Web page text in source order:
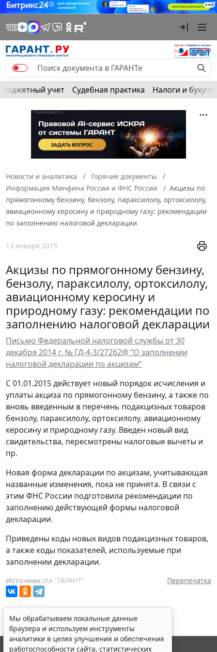
Бюджетный учет Судебная практика Налоги и
Новости и аналитика
Горячие документы
Информация Минфина России и ФНС России
Акцизы по
прямогонному бензину, бензолу, параксилолу, ортоксилолу,
авиационному керосину и природному газу: рекомендации
по заполнению налоговой декларации
13 января 2015
Акцизы по прямогонному бензину,
бензолу, параксилолу, ортоксилолу,
авиационному керосину и
природному газу: рекомендации по
заполнению налоговой декларации
Письмо Федеральной налоговой службы от 30
декабря 2014 г. № ГД-4-3/27262@ “О заполнении
налоговой декларации по акцизам”
С 01.01.2015 действует новый порядок исчисления и
уплаты акциза по прямогонному бензину, а также по
вновь введенным в перечень подакцизных товаров
бензолу, параксилолу, ортоксилолу, авиационному
керосину и природному газу. Введен новый вид
свидетельства, пересмотрены налоговые вычеты и
пр.
Новая форма декларации по акцизам, учитывающая
названные изменения, пока не принята. В связи с
этим ФНС России подготовила рекомендации по
заполнению действующей формы налоговой
декларации.
Приведены коды новых видов подакцизных товаров,
а также коды показателей, используемые при
заполнении декларации.
Источник:ИА "ГАРАНТ" Перепечатка
Мы обрабатываем локальные данные
браузера и используем инструменты
аналитики в целях улучшения и обеспечения
работоспособности сайта, статистических